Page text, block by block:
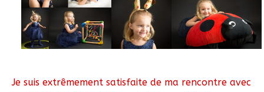
Je suis extrêmement satisfaite de ma rencontre avec